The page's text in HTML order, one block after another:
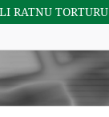
RATNU TORTURU